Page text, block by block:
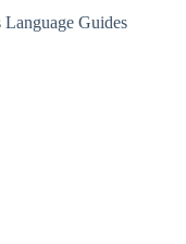
Language Guides